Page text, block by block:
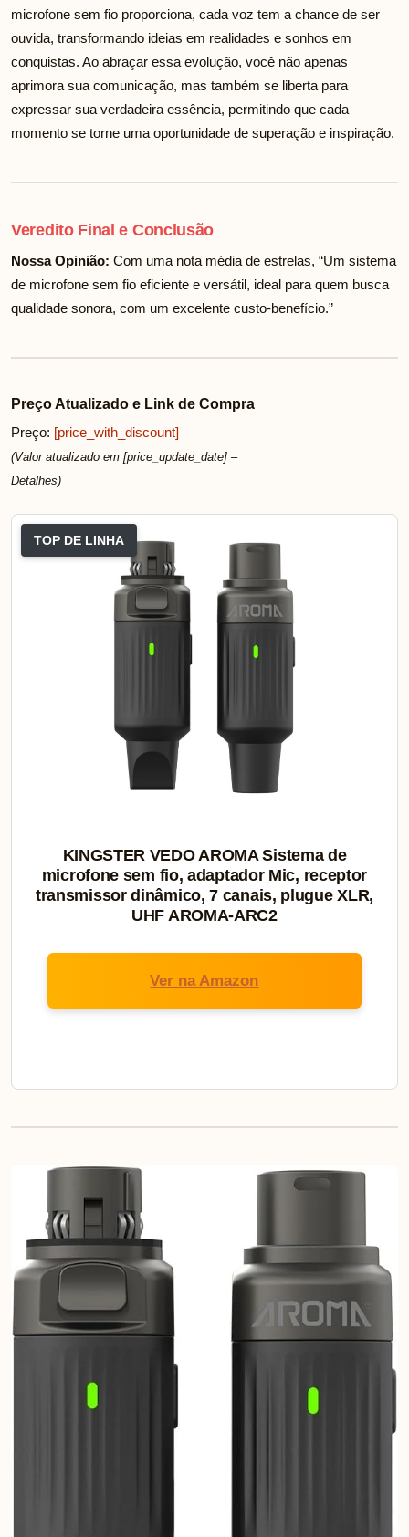
microfone sem fio proporciona, cada voz tem a chance de ser
ouvida, transformando ideias em realidades e sonhos em
conquistas. Ao abraçar essa evolução, você não apenas
aprimora sua comunicação, mas também se liberta para
expressar sua verdadeira essência, permitindo que cada
momento se torne uma oportunidade de superação e inspiração.
Veredito Final e Conclusão
Nossa Opinião: Com uma nota média de estrelas, “Um sistema
de microfone sem fio eficiente e versátil, ideal para quem busca
qualidade sonora, com um excelente custo-benefício.”
Preço Atualizado e Link de Compra
Preço: [price_with_discount]
(Valor atualizado em [price_update_date] –
Detalhes)
TOP DE LINHA
KINGSTER VEDO AROMA Sistema de
microfone sem fio, adaptador Mic, receptor
transmissor dinâmico, 7 canais, plugue XLR,
UHF AROMA-ARC2
Ver na Amazon